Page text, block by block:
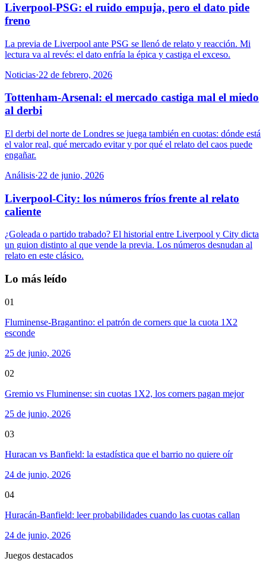
Liverpool-PSG: el ruido empuja, pero el dato pide
freno
La previa de Liverpool ante PSG se llenó de relato y reacción. Mi
lectura va al revés: el dato enfría la épica y castiga el exceso.
Noticias·22 de febrero, 2026
Tottenham-Arsenal: el mercado castiga mal el miedo
al derbi
El derbi del norte de Londres se juega también en cuotas: dónde está
el valor real, qué mercado evitar y por qué el relato del caos puede
engañar.
Análisis·22 de junio, 2026
Liverpool-City: los números fríos frente al relato
caliente
¿Goleada o partido trabado? El historial entre Liverpool y City dicta
un guion distinto al que vende la previa. Los números desnudan al
relato en este clásico.
Lo más leído
01
Fluminense-Bragantino: el patrón de corners que la cuota 1X2
esconde
25 de junio, 2026
02
Gremio vs Fluminense: sin cuotas 1X2, los corners pagan mejor
25 de junio, 2026
03
Huracan vs Banfield: la estadística que el barrio no quiere oír
24 de junio, 2026
04
Huracán-Banfield: leer probabilidades cuando las cuotas callan
24 de junio, 2026
Juegos destacados